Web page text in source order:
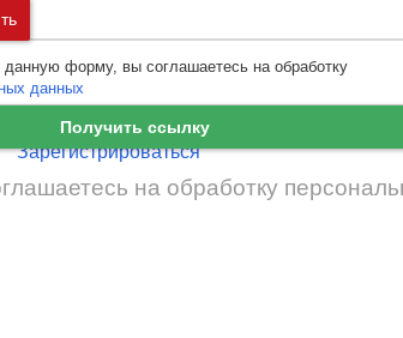
область
Ленинградская
Ошибка авторизации
Войти Забыли пароль
Зарегистрироваться
Получить ссылку
на обработку
форму, вы соглашаетесь на обработку
данных